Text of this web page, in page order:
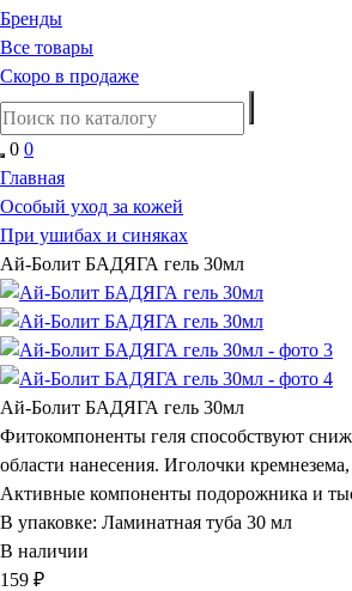
Бренды
Все товары
Скоро в продаже
0 0
Главная
Особый уход за кожей
При ушибах и синяках
Ай-Болит БАДЯГА гель 30мл
Ай-Болит БАДЯГА гель 30мл
Фитокомпоненты геля способствуют
области нанесения. Иголочки
Активные компоненты подорожника и
В упаковке: Ламинатная туба 30 мл
В наличии
159 ₽